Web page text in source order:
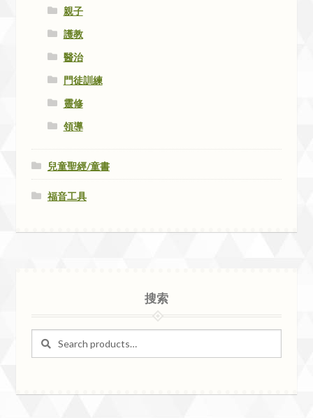
親子
護教
醫治
門徒訓練
靈修
領導
兒童聖經/童書
福音工具
搜索